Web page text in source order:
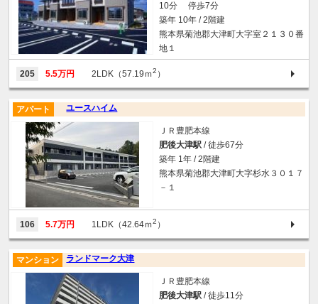
10分 停歩7分
築年 10年 / 2階建
熊本県菊池郡大津町大字室２１３０番
地１
205 5.5万円 2LDK（57.19ｍ2 ）
ユースハイム
アパート
ＪＲ豊肥本線
肥後大津駅 / 徒歩67分
築年 1年 / 2階建
熊本県菊池郡大津町大字杉水３０１７
－１
106 5.7万円 1LDK（42.64ｍ2 ）
ランドマーク大津
マンション
ＪＲ豊肥本線
肥後大津駅 / 徒歩11分